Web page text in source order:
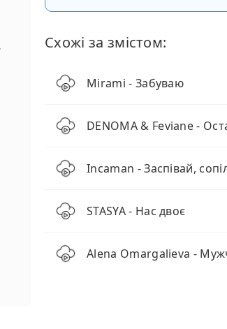
Схожі за змістом:
Mirami - Забуваю
DENOMA & Feviane -
Incaman - Заспівай,
STASYA - Нас двоє
Alena Omargalieva -